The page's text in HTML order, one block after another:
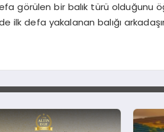
görülen bir balık türü olduğunu
ilk defa yakalanan balığı